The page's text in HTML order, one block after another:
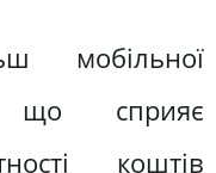
мобільної
що сприяє
коштів